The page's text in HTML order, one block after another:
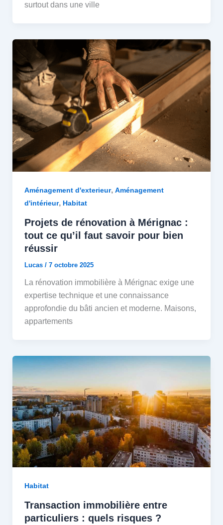
surtout dans une ville
Aménagement d'exterieur, Aménagement
d'intérieur, Habitat
Projets de rénovation à Mérignac :
tout ce qu’il faut savoir pour bien
réussir
Lucas / 7 octobre 2025
La rénovation immobilière à Mérignac exige une
expertise technique et une connaissance
approfondie du bâti ancien et moderne. Maisons,
appartements
Habitat
Transaction immobilière entre
particuliers : quels risques ?